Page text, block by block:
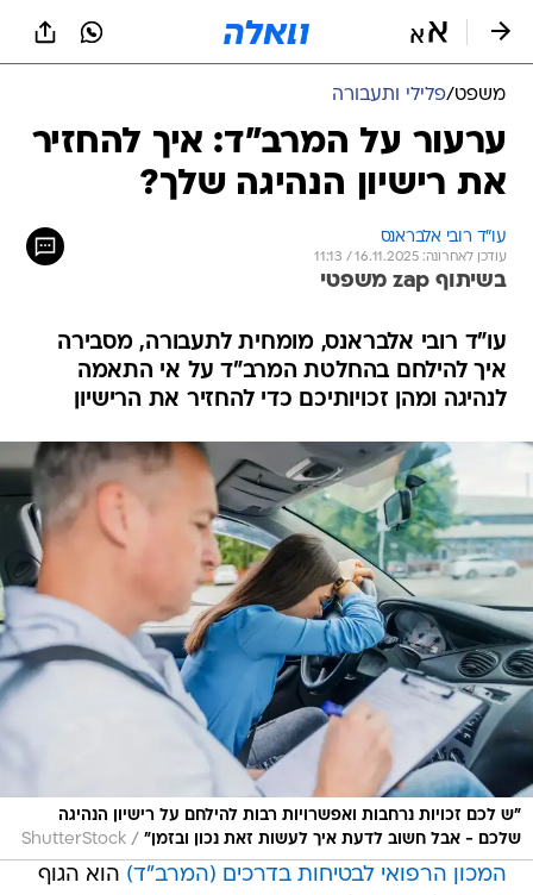
משפט/פלילי ותעבורה
ערעור על המרב"ד: איך להחזיר
את רישיון הנהיגה שלך?
עו״ד רובי אלבראנס
עודכן לאחרונה: 16.11.2025 / 11:13
בשיתוף zap משפטי
עו"ד רובי אלבראנס, מומחית לתעבורה, מסבירה
איך להילחם בהחלטת המרב"ד על אי התאמה
לנהיגה ומהן זכויותיכם כדי להחזיר את הרישיון
"ש לכם זכויות נרחבות ואפשרויות רבות להילחם על רישיון הנהיגה
שלכם - אבל חשוב לדעת איך לעשות זאת נכון ובזמן" /
ShutterStock
המכון הרפואי לבטיחות בדרכים (המרב"ד) הוא הגוף